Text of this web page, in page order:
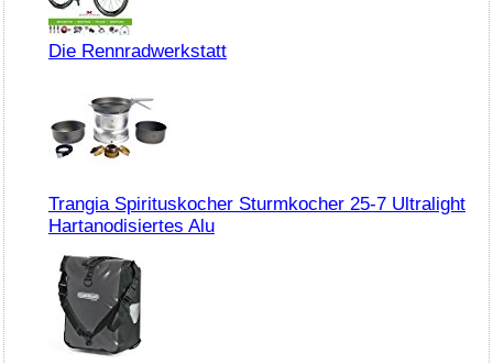
Die Rennradwerkstatt
Trangia Spirituskocher Sturmkocher 25-7 Ultralight
Hartanodisiertes Alu